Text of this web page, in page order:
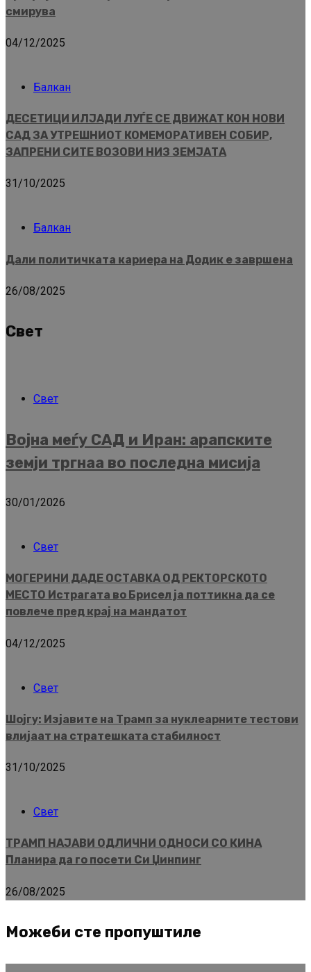
смирува
04/12/2025
Балкан
ДЕСЕТИЦИ ИЛЈАДИ ЛУЃЕ СЕ ДВИЖАТ КОН НОВИ
САД ЗА УТРЕШНИОТ КОМЕМОРАТИВЕН СОБИР,
ЗАПРЕНИ СИТЕ ВОЗОВИ НИЗ ЗЕМЈАТА
31/10/2025
Балкан
Дали политичката кариера на Додик е завршена
26/08/2025
Свет
Свет
Војна меѓу САД и Иран: арапските
земји тргнаа во последна мисија
30/01/2026
Свет
МОГЕРИНИ ДАДЕ ОСТАВКА ОД РЕКТОРСКОТО
МЕСТО Истрагата во Брисел ја поттикна да се
повлече пред крај на мандатот
04/12/2025
Свет
Шојгу: Изјавите на Трамп за нуклеарните тестови
влијаат на стратешката стабилност
31/10/2025
Свет
ТРАМП НАЈАВИ ОДЛИЧНИ ОДНОСИ СО КИНА
Планира да го посети Си Џинпинг
26/08/2025
Можеби сте пропуштиле